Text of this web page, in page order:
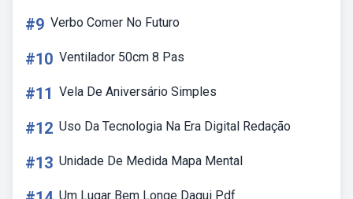
#9 Verbo Comer No Futuro
#10 Ventilador 50cm 8 Pas
#11 Vela De Aniversário Simples
#12 Uso Da Tecnologia Na Era Digital Redação
#13 Unidade De Medida Mapa Mental
Um Lugar Bem Longe Daqui Pdf